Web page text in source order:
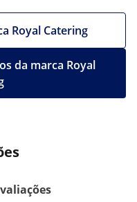
Royal Catering
da marca Royal